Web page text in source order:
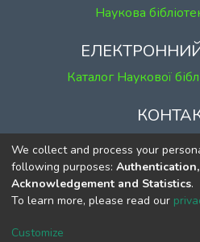
Наукова
Каталог Наукової
м. Київ, вул.
к. 1, к.
тел. (044)
We collect and process your
following purposes:
Acknowledgement and Statistics.
To learn more, please read our
Customize